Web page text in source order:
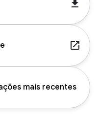
get_app
launch
mais recentes